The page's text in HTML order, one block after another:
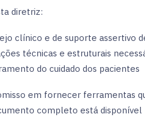
diretriz:
clínico e de suporte assertivo
técnicas e estruturais
do cuidado dos pacientes
em fornecer ferramentas
completo está disponível